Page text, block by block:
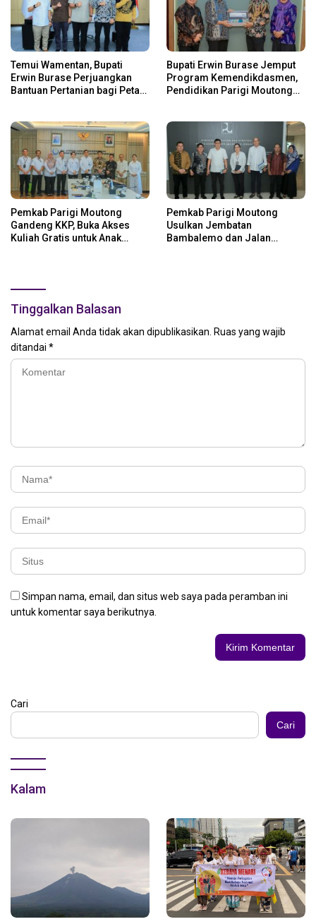
Temui Wamentan, Bupati
Erwin Burase Perjuangkan
Bantuan Pertanian bagi Petani
Bupati Erwin Burase Jemput
Program Kemendikdasmen,
Pendidikan Parigi Moutong
Pemkab Parigi Moutong
Gandeng KKP, Buka Akses
Kuliah Gratis untuk Anak
Pemkab Parigi Moutong
Usulkan Jembatan
Bambalemo dan Jalan
Tinggalkan Balasan
Alamat email Anda tidak akan dipublikasikan. Ruas yang wajib
ditandai *
Simpan nama, email, dan situs web saya pada peramban ini
untuk komentar saya berikutnya.
Cari
Cari
Kalam